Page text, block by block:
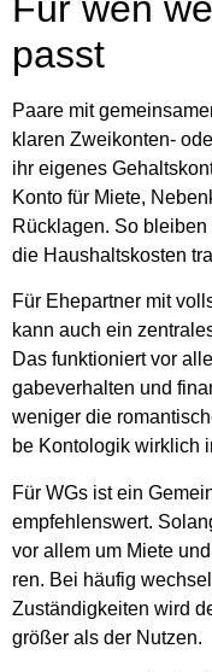
passt
Paa­re mit
kla­ren Zwei­kon­ten-
ihr eige­nes
Kon­to für Mie­te,
Rück­la­gen. So
die Haus­halts­kos­ten
Für Ehe­part­ner mit
kann auch ein
Das funk­tio­niert vor
ga­be­ver­hal­ten und
weni­ger die
be Kon­to­lo­gik wirk­lich
Für WGs ist ein
emp­feh­lens­wert.
vor allem um Mie­te
ren. Bei häu­fig
Zustän­dig­kei­ten wird
grö­ßer als der Nut­zen.